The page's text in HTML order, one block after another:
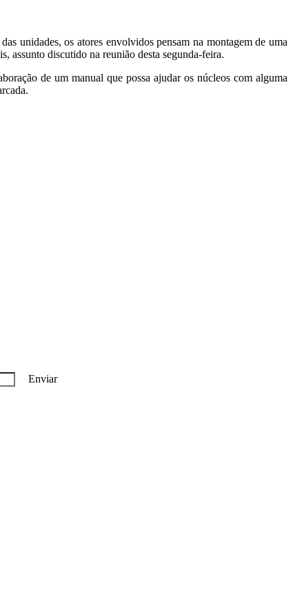
unidades, os atores envolvidos pensam na montagem de uma
assunto discutido na reunião desta segunda-feira.
de um manual que possa ajudar os núcleos com alguma
Enviar